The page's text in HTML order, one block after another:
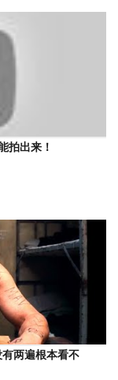
拍出来！
两遍根本看不